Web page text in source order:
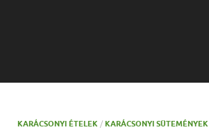
KARÁCSONYI ÉTELEK / KARÁCSONYI SÜTEMÉNYEK